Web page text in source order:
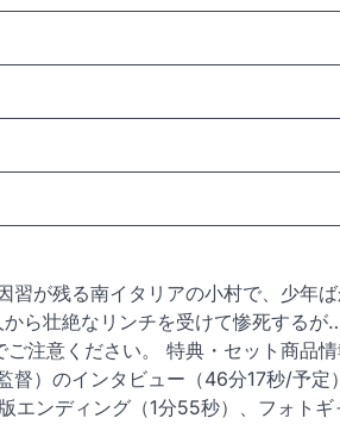
習が残る南イタリアの小村で、少年
から壮絶なリンチを受けて惨死する
注意ください。 特典・セット商品
督）のインタビュー（46分17秒/予定
エンディング（1分55秒）、フォトギ